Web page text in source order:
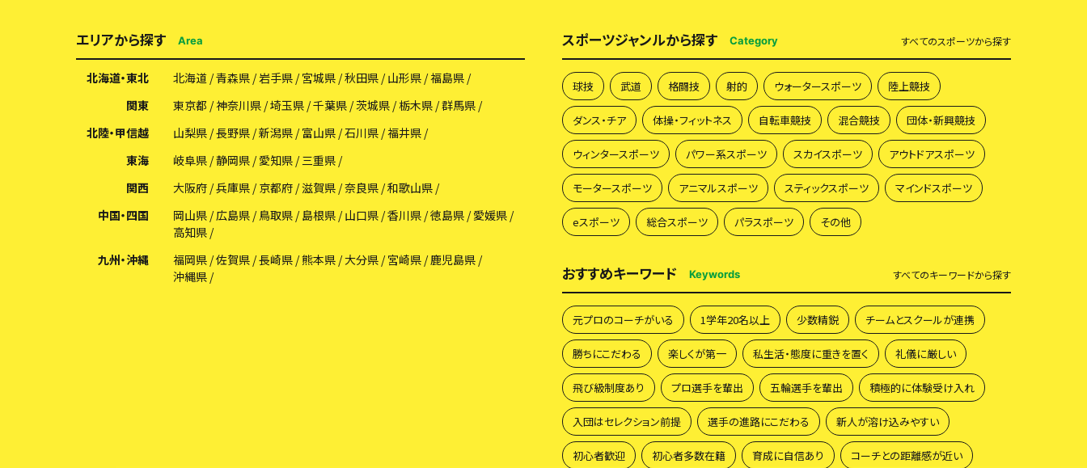
エリアから探す Area
北海道・東北 北海道 青森県 岩手県 宮城県 秋田県 山形県 福島県
関東
東京都 神奈川県 埼玉県 千葉県 茨城県 栃木県 群馬県
北陸・甲信越
山梨県 長野県 新潟県 富山県 石川県 福井県
東海
岐阜県 静岡県 愛知県 三重県
関西
大阪府 兵庫県 京都府 滋賀県 奈良県 和歌山県
中国・四国
岡山県 広島県 鳥取県 島根県 山口県 香川県 徳島県 愛媛県
高知県
九州・沖縄
福岡県 佐賀県 長崎県 熊本県 大分県 宮崎県 鹿児島県
沖縄県
スポーツジャンルから探す Category すべてのスポーツから探す
球技 武道 格闘技 射的 ウォータースポーツ 陸上競技
ダンス・チア 体操・フィットネス 自転車競技 混合競技 団体・新興競技
ウィンタースポーツ パワー系スポーツ スカイスポーツ アウトドアスポーツ
モータースポーツ アニマルスポーツ スティックスポーツ マインドスポーツ
eスポーツ 総合スポーツ パラスポーツ その他
おすすめキーワード Keywords すべてのキーワードから探す
元プロのコーチがいる 1学年20名以上 少数精鋭 チームとスクールが連携
勝ちにこだわる 楽しくが第一 私生活・態度に重きを置く 礼儀に厳しい
飛び級制度あり プロ選手を輩出 五輪選手を輩出 積極的に体験受け入れ
入団はセレクション前提 選手の進路にこだわる 新人が溶け込みやすい
初心者歓迎 初心者多数在籍 育成に自信あり コーチとの距離感が近い